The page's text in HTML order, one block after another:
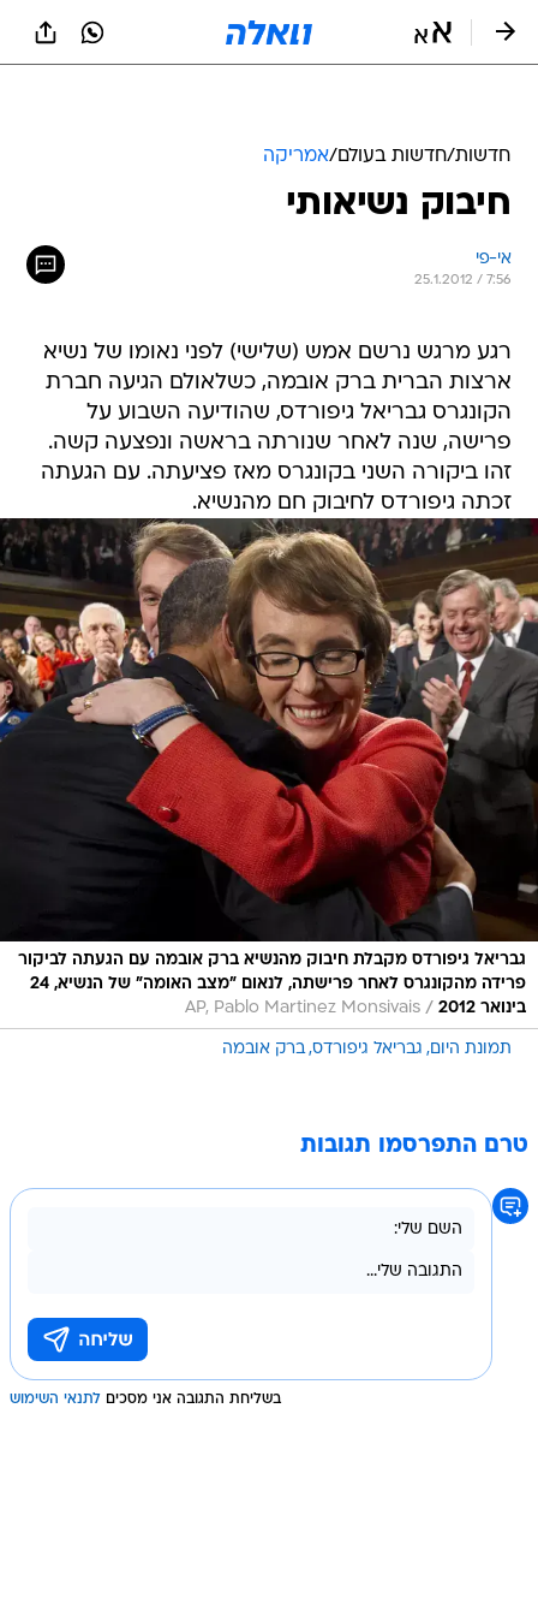
חדשות/חדשות בעולם/אמריקה
חיבוק נשיאותי
אי-פי
25.1.2012 / 7:56
רגע מרגש נרשם אמש (שלישי) לפני נאומו של נשיא
ארצות הברית ברק אובמה, כשלאולם הגיעה חברת
הקונגרס גבריאל גיפורדס, שהודיעה השבוע על
פרישה, שנה לאחר שנורתה בראשה ונפצעה קשה.
זהו ביקורה השני בקונגרס מאז פציעתה. עם הגעתה
זכתה גיפורדס לחיבוק חם מהנשיא.
גבריאל גיפורדס מקבלת חיבוק מהנשיא ברק אובמה עם הגעתה לביקור
פרידה מהקונגרס לאחר פרישתה, לנאום "מצב האומה" של הנשיא, 24
בינואר 2012
/
AP, Pablo Martinez Monsivais
תמונת היום גבריאל גיפורדס ברק אובמה
טרם התפרסמו תגובות
בשליחת התגובה אני מסכים לתנאי השימוש